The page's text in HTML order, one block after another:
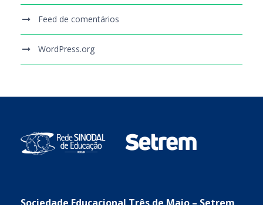
Feed de comentários
WordPress.org